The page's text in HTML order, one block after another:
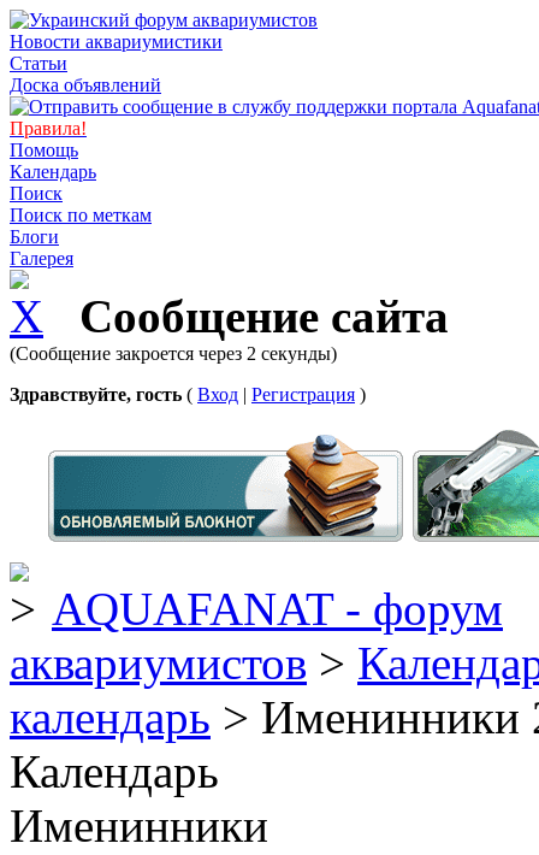
Новости аквариумистики
Статьи
Доска объявлений
Правила!
Помощь
Календарь
Поиск
Поиск по меткам
Блоги
Галерея
Сообщение сайта
(Сообщение закроется через 2 секунды)
Здравствуйте, гость ( Вход | Регистрация )
AQUAFANAT - форум
аквариумистов >
календарь > Именинники
Календарь
Именинники